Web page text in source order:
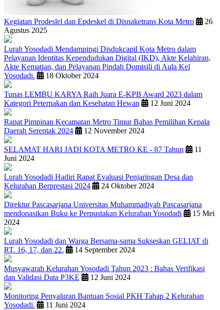
Kegiatan Prodeslel dan Epdeskel di Disnaketrans Kota Metro
26
Agustus 2025
Lurah Yosodadi Mendampingi Disdukcapil Kota Metro dalam
Pelayanan Identitas Kependudukan Digital (IKD), Akte Kelahiran,
Akte Kematian, dan Pelayanan Pindah Domisili di Aula Kel
Yosodadi.
18 Oktober 2024
Tunas LEMBU KARYA Raih Juara E-KPB Award 2023 dalam
Kategori Peternakan dan Kesehatan Hewan
12 Juni 2024
Rapat Pimpinan Kecamatan Metro Timur Bahas Pemilihan Kepala
Daerah Serentak 2024
12 November 2024
SELAMAT HARI JADI KOTA METRO KE - 87 Tahun
11
Juni 2024
Lurah Yosodadi Hadiri Rapat Evaluasi Penjaringan Desa dan
Kelurahan Berprestasi 2024
24 Oktober 2024
Direktur Pascasarjana Universitas Muhammadiyah Pascasarjana
mendonasikan Buku ke Perpustakan Kelurahan Yosodadi
15 Mei
2024
Lurah Yosodadi dan Warga Bersama-sama Sukseskan GELIAT di
RT. 16, 17, dan 22.
14 September 2024
Musyawarah Kelurahan Yosodadi Tahun 2023 : Bahas Verifikasi
dan Validasi Data P3KE
12 Juni 2024
Monitoring Penyaluran Bantuan Sosial PKH Tahap 2 Kelurahan
Yosodadi.
11 Juni 2024